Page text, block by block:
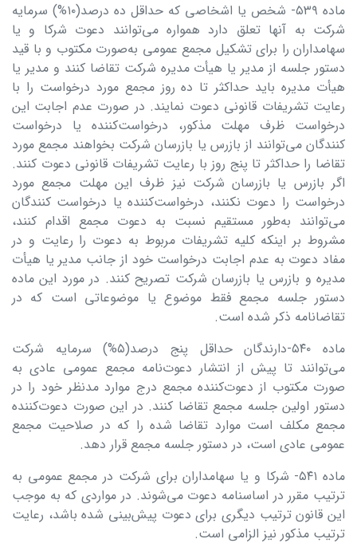
ماده ۵۳۹- شخص یا اشخاصی که حداقل ده درصد(۱۰%) سرمایه
شرکت به آنها تعلق دارد همواره می‌توانند دعوت شرکا و یا
سهامداران را برای تشکیل مجمع عمومی به‌صورت مکتوب و با قید
دستور جلسه از مدیر یا هیأت مدیره شرکت تقاضا کنند و مدیر یا
هیأت مدیره باید حداکثر تا ده روز مجمع مورد درخواست را با
رعایت تشریفات قانونی دعوت نمایند. در صورت عدم اجابت این
درخواست ظرف مهلت مذکور،‌ درخواست‌کننده یا درخواست
کنندگان می‌توانند از بازرس یا بازرسان شرکت بخواهند مجمع مورد
تقاضا را حداکثر تا پنج روز با رعایت تشریفات قانونی دعوت کنند.
اگر بازرس یا بازرسان شرکت نیز ظرف این مهلت مجمع مورد
درخواست را دعوت نکنند، درخواست‌کننده یا درخواست کنندگان
می‌توانند به‌طور مستقیم نسبت به دعوت مجمع اقدام کنند،
مشروط بر اینکه کلیه تشریفات مربوط به دعوت را رعایت و در
مفاد دعوت به عدم اجابت درخواست خود از جانب مدیر یا هیأت
مدیره و بازرس یا بازرسان شرکت تصریح کنند. در مورد این ماده
دستور جلسه مجمع فقط موضوع یا موضوعاتی است که در
تقاضانامه ذکر شده است.
ماده ۵۴۰-دارندگان حداقل پنج درصد(۵%) سرمایه شرکت
می‌توانند تا پیش از انتشار دعوت‌نامه مجمع عمومی عادی به
صورت مکتوب از دعوت‌کننده مجمع درج موارد مدنظر خود را در
دستور اولین جلسه مجمع تقاضا کنند. در این صورت دعوت‌کننده
مجمع مکلف است موارد تقاضا شده را که در صلاحیت مجمع
عمومی عادی است، در دستور جلسه مجمع قرار دهد.
ماده ۵۴۱- شرکا و یا سهامداران برای شرکت در مجمع عمومی به
ترتیب مقرر در اساسنامه دعوت می‌شوند. در مواردی که به موجب
این قانون ترتیب دیگری برای دعوت پیش‌بینی شده باشد، رعایت
ترتیب مذکور نیز الزامی است.